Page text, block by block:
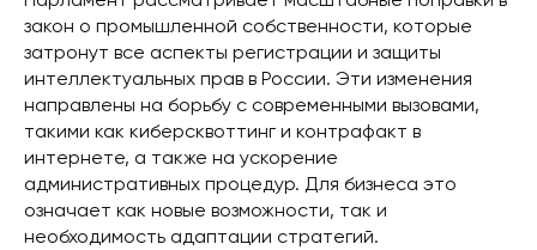
закон о промышленной собственности, которые
затронут все аспекты регистрации и защиты
интеллектуальных прав в России. Эти изменения
направлены на борьбу с современными вызовами,
такими как киберсквоттинг и контрафакт в
интернете, а также на ускорение
административных процедур. Для бизнеса это
означает как новые возможности, так и
необходимость адаптации стратегий.